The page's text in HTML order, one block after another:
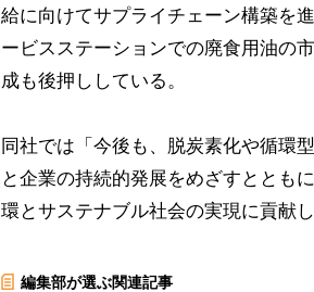
給に向けてサプライチェーン構築を
ービスステーションでの廃食用油の
成も後押ししている。
同社では「今後も、脱炭素化や循環
と企業の持続的発展をめざすととも
環とサステナブル社会の実現に貢献
編集部が選ぶ関連記事